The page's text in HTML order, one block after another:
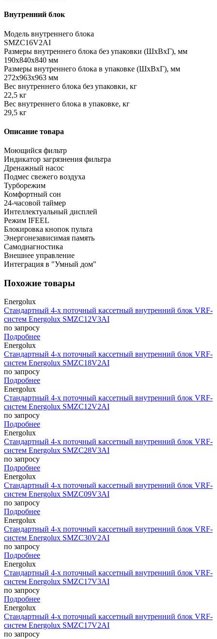
Внутренний блок
Модель внутреннего блока
SMZC16V2AI
Размеры внутреннего блока без упаковки (ШхВхГ), мм
190x840x840 мм
Размеры внутреннего блока в упаковке (ШхВхГ), мм
272x963x963 мм
Вес внутреннего блока без упаковки, кг
22,5 кг
Вес внутреннего блока в упаковке, кг
29,5 кг
Описание товара
Моющийся фильтр
Индикатор загрязнения фильтра
Дренажный насос
Подмес свежего воздуха
Турборежим
Комфортный сон
24-часовой таймер
Интеллектуальный дисплей
Режим IFEEL
Блокировка кнопок пульта
Энергонезависимая память
Самодиагностика
Внешнее управление
Интеграция в "Умный дом"
Похожие товары
Energolux
Стандартный 4-х поточный кассетный внутренний блок VRF-
систем Energolux SMZC12V3AI
по запросу
Подробнее
Energolux
Стандартный 4-х поточный кассетный внутренний блок VRF-
систем Energolux SMZC18V2AI
по запросу
Подробнее
Energolux
Стандартный 4-х поточный кассетный внутренний блок VRF-
систем Energolux SMZC12V2AI
по запросу
Подробнее
Energolux
Стандартный 4-х поточный кассетный внутренний блок VRF-
систем Energolux SMZC28V3AI
по запросу
Подробнее
Energolux
Стандартный 4-х поточный кассетный внутренний блок VRF-
систем Energolux SMZC09V3AI
по запросу
Подробнее
Energolux
Стандартный 4-х поточный кассетный внутренний блок VRF-
систем Energolux SMZC30V2AI
по запросу
Подробнее
Energolux
Стандартный 4-х поточный кассетный внутренний блок VRF-
систем Energolux SMZC17V3AI
по запросу
Подробнее
Energolux
Стандартный 4-х поточный кассетный внутренний блок VRF-
систем Energolux SMZC17V2AI
по запросу